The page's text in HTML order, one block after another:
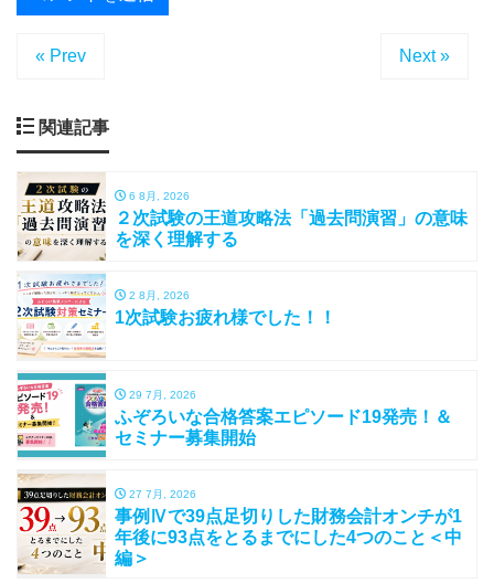
« Prev Next »
関連記事
6 8月, 2026
２次試験の王道攻略法「過去問演習」の意味
を深く理解する
2 8月, 2026
1次試験お疲れ様でした！！
29 7月, 2026
ふぞろいな合格答案エピソード19発売！＆
セミナー募集開始
27 7月, 2026
事例Ⅳで39点足切りした財務会計オンチが1
年後に93点をとるまでにした4つのこと＜中
編＞